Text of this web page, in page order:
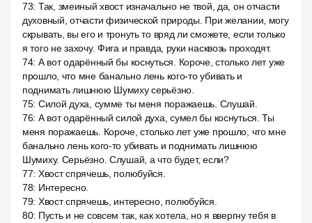
73: Так, змеиный хвост изначально не твой, да, он отчасти
духовный, отчасти физической природы. При желании, могу
скрывать, вы его и тронуть то вряд ли сможете, если только
я того не захочу. Фига и правда, руки насквозь проходят.
74: А вот одарённый бы коснуться. Короче, столько лет уже
прошло, что мне банально лень кого-то убивать и
поднимать лишнюю Шумиху серьёзно.
75: Силой духа, сумме ты меня поражаешь. Слушай.
76: А вот одарённый силой духа, сумел бы коснуться. Ты
меня поражаешь. Короче, столько лет уже прошло, что мне
банально лень кого-то убивать и поднимать лишнюю
Шумиху. Серьёзно. Слушай, а что будет, если?
77: Хвост спрячешь, полюбуйся.
78: Интересно.
79: Хвост спрячешь, интересно, полюбуйся.
80: Пусть и не совсем так, как хотела, но я ввергну тебя в